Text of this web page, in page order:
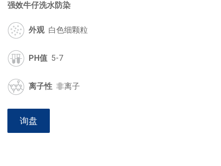
强效牛仔洗水防染
外观 白色细颗粒
PH值 5-7
离子性 非离子
询盘